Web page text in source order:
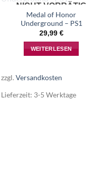
NICHT VORRÄTIG
Medal of Honor
Underground – PS1
29,99 €
WEITERLESEN
zzgl. Versandkosten
Lieferzeit: 3-5 Werktage